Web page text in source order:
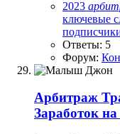
2023
ключевые
Ответы: 5
Форум:
Арбитраж
Заработок